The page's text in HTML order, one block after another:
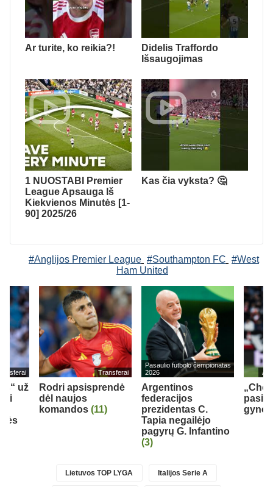
Ar turite, ko reikia?!
Didelis Traffordo
Išsaugojimas
1 NUOSTABI Premier
League Apsauga Iš
Kiekvienos Minutės [1-
90] 2025/26
Kas čia vyksta? 🤔
#Anglijos Premier League #Southampton FC #West
Ham United
už
Transferai
Rodri apsisprendė
dėl naujos
komandos (11)
Pasaulio futbolo čempionatas
2026
Argentinos
federacijos
prezidentas C.
Tapia negailėjo
pagyrų G. Infantino
(3)
Lietuvos TOP LYGA Italijos Serie A